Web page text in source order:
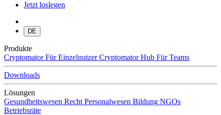
Jetzt loslegen
DE
Produkte
Cryptomator Für Einzelnutzer Cryptomator Hub Für Teams
Downloads
Lösungen
Gesundheitswesen Recht Personalwesen Bildung NGOs
Betriebsräte